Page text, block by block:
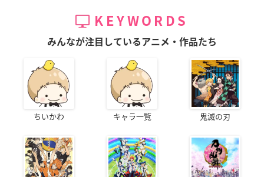
KEYWORDS
みんなが注目しているアニメ・作品たち
ちいかわ キャラ一覧 鬼滅の刃